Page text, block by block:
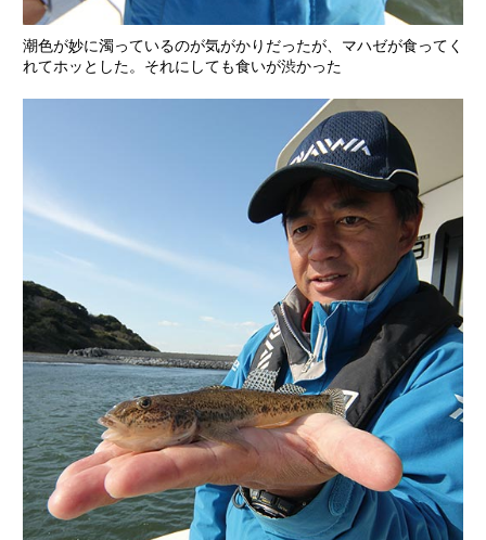
潮色が妙に濁っているのが気がかりだったが、マハゼが食ってく
れてホッとした。それにしても食いが渋かった